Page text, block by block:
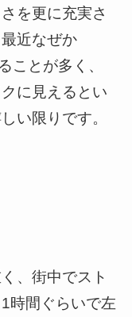
を更に充実さ
近なぜか
ことが多く、
に見えるとい
い限りです。
、街中でスト
時間ぐらいで左